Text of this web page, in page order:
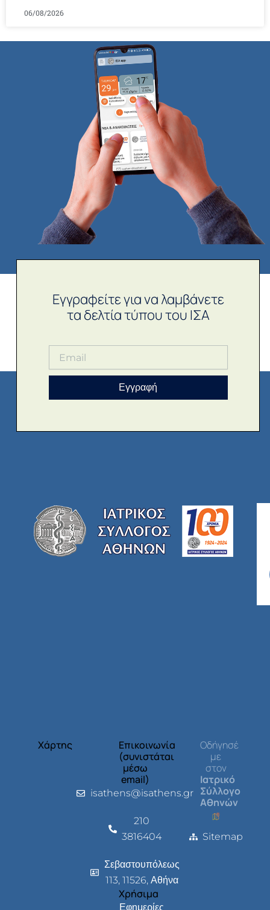
06/08/2026
Εγγραφείτε για να λαμβάνετε
τα δελτία τύπου του ΙΣΑ
Εγγραφή
Χάρτης
Επικοινωνία
(συνιστάται
μέσω
email)
isathens@isathens.gr
210
3816404
Σεβαστουπόλεως
113, 11526, Αθήνα
Χρήσιμα
Εφημερίες
Οδήγησέ
με
στον
Ιατρικό
Σύλλογο
Αθηνών
Sitemap